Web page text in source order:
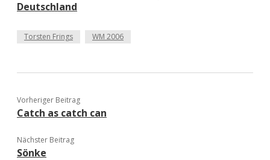
Deutschland
Torsten Frings WM 2006
Vorheriger Beitrag
Catch as catch can
Nächster Beitrag
Sönke